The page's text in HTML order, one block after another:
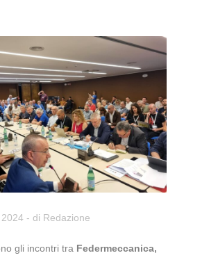
- di Redazione
gli incontri tra Federmeccanica,